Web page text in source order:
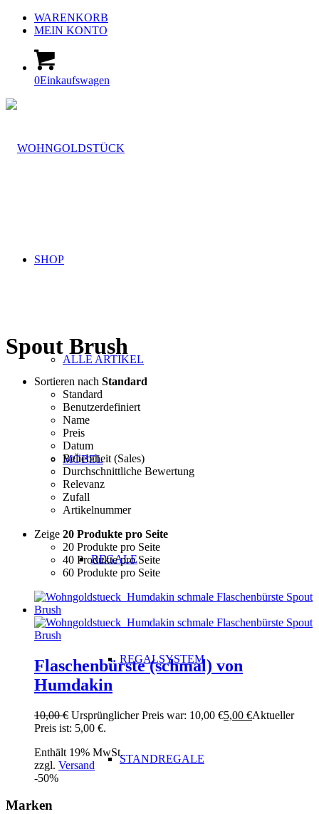
WARENKORB
MEIN KONTO
0Einkaufswagen
SHOP
ALLE ARTIKEL
MÖBEL
REGALE
REGALSYSTEM
STANDREGALE
Spout Brush
Sortieren nach Standard
Standard
Benutzerdefiniert
Name
Preis
Datum
Beliebtheit (Sales)
Durchschnittliche Bewertung
Relevanz
Zufall
Artikelnummer
Zeige 20 Produkte pro Seite
20 Produkte pro Seite
40 Produkte pro Seite
60 Produkte pro Seite
Flaschenbürste (schmal) von
Humdakin
10,00€ Ursprünglicher Preis war: 10,00 €5,00 €Aktueller
Preis ist: 5,00 €.
Enthält 19% MwSt.
zzgl. Versand
-50%
Marken